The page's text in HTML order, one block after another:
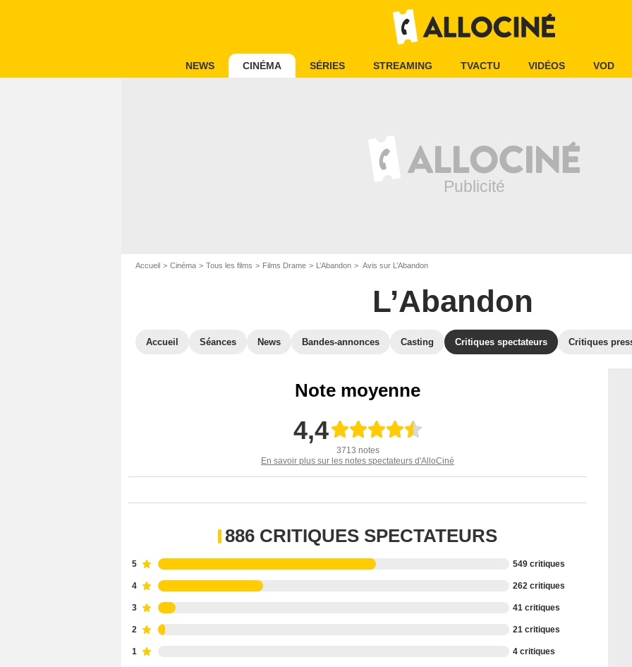
NEWS CINÉMA SÉRIES STREAMING TVACTU VIDÉOS VOD
Accueil Cinéma Tous les films Films Drame L’Abandon Avis sur L’Abandon
L’Abandon
Accueil Séances News Bandes-annonces Casting Critiques spectateurs Critiques
Note moyenne
4,4
3713 notes
En savoir plus sur les notes spectateurs d'AlloCiné
886 CRITIQUES SPECTATEURS
5 549 critiques
4 262 critiques
3 41 critiques
2 21 critiques
1 4 critiques